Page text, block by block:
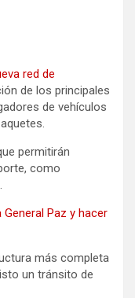
red de
de los principales
de vehículos
permitirán
como
Paz y hacer
más completa
un tránsito de